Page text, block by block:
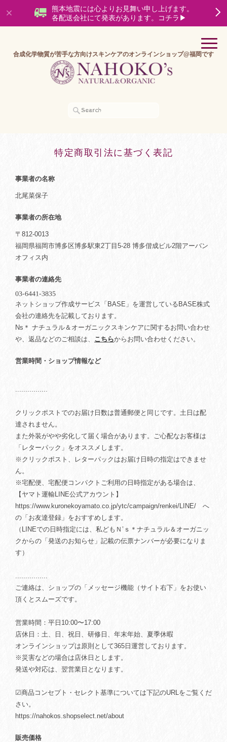
熊本地震には心よりお見舞い申し上げます。
各配送会社にて発表があります。コチラ▶
合成化学物質が苦手な方向けスキンケアのオンラインショップ@福岡です
特定商取引法に基づく表記
事業者の名称
北尾菜保子
事業者の所在地
〒812-0013
福岡県福岡市博多区博多駅東2丁目5-28 博多偕成ビル2階アーバン
オフィス内
事業者の連絡先
ネットショップ作成サービス「BASE」を運営しているBASE株式
会社の連絡先を記載しております。
Ns＊ ナチュラル＆オーガニックスキンケアに関するお問い合わせ
や、返品などのご相談は、 こちらからお問い合わせください。
営業時間・ショップ情報など
クリックポストでのお届け日数は普通郵便と同じです。土日は配
達されません。
また外装がやや劣化して届く場合があります。ご心配なお客様は
「レターパック」をオススメします。
※クリックポスト、レターパックはお届け日時の指定はできませ
ん。
※宅配便、宅配便コンパクトご利用の日時指定がある場合は、
【ヤマト運輸LINE公式アカウント】
https://www.kuronekoyamato.co.jp/ytc/campaign/renkei/LINE/ へ
の「お友達登録」をおすすめします。
（LINEでの日時指定には、私どもＮ’ｓ＊ナチュラル＆オーガニッ
クからの「発送のお知らせ」記載の伝票ナンバーが必要になりま
す）
ご連絡は、ショップの「メッセージ機能（サイト右下」をお使い
頂くとスムーズです。
営業時間：平日10:00〜17:00
店休日：土、日、祝日、研修日、年末年始、夏季休暇
オンラインショップは原則として365日運営しております。
※災害などの場合は店休日とします。
発送や対応は、翌営業日となります。
☑商品コンセプト・セレクト基準については下記のURLをご覧くだ
さい。
https://nahokos.shopselect.net/about
販売価格